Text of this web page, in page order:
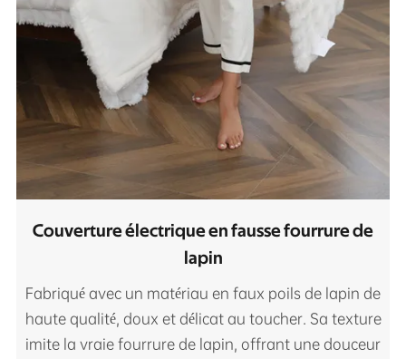
Couverture électrique en fausse fourrure de
lapin
Fabriqué avec un matériau en faux poils de lapin de
haute qualité, doux et délicat au toucher. Sa texture
imite la vraie fourrure de lapin, offrant une douceur